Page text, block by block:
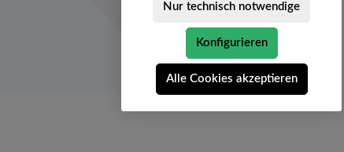
Nur technisch notwendige
Konfigurieren
Alle Cookies akzeptieren